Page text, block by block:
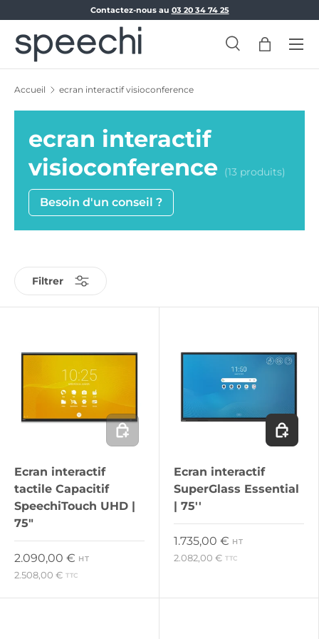
Aller au contenu
Contactez-nous au 03 20 34 74 25
Recherche
Recherche
Panier
Menu
Accueil ecran interactif visioconference
ecran interactif
visioconference (13 produits)
Besoin d'un conseil ?
Filtrer
Ecran interactif
tactile Capacitif
SpeechiTouch UHD |
75"
Prix habituel
2.090,00 € HT
2.508,00 € TTC
Ajouter au panier
Ecran interactif
SuperGlass Essential
| 75''
Prix habituel
1.735,00 € HT
2.082,00 € TTC
Ajouter